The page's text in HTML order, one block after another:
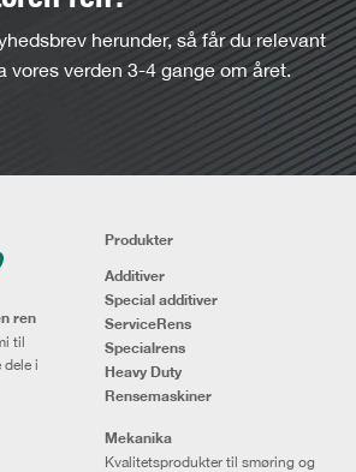
herunder, så får du relevant
vores verden 3-4 gange om året.
ren
til
i
Produkter
Additiver
Special additiver
ServiceRens
Specialrens
Heavy Duty
Rensemaskiner
Mekanika
Kvalitetsprodukter til smøring og